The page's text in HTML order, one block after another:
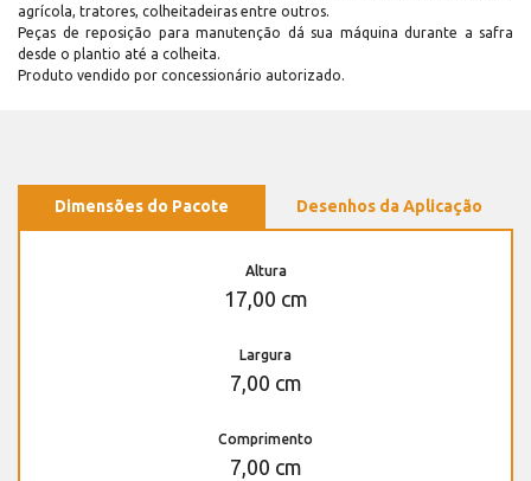
agrícola, tratores, colheitadeiras entre outros.
Peças de reposição para manutenção dá sua máquina durante a safra
desde o plantio até a colheita.
Produto vendido por concessionário autorizado.
Dimensões do Pacote Desenhos da Aplicação
Altura
17,00 cm
Largura
7,00 cm
Comprimento
7,00 cm